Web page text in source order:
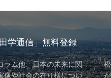
学通信」無料登録
ラム他、日本の未来に関
像や社会の在り様につい